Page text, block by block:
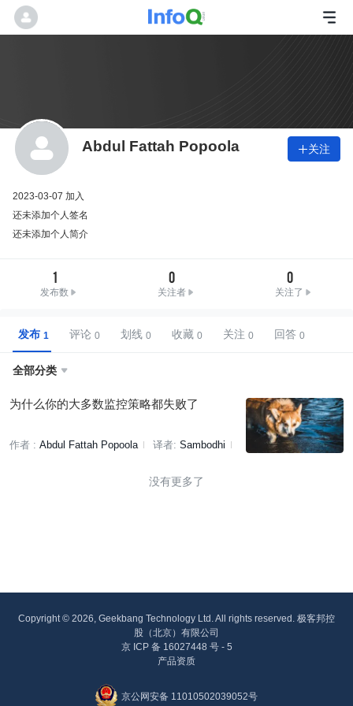
Abdul Fattah Popoola 关注
2023-03-07 加入
还未添加个人签名
还未添加个人简介
1
发布数
0
关注者
0
关注了
发布 评论 划线 收藏 关注 回答
全部分类 
为什么你的大多数监控策略都失败了
作者 : Abdul Fattah Popoola 译者: Sambodhi
没有更多了
Copyright © 2026, Geekbang Technology Ltd. All rights reserved. 极客邦控
股（北京）有限公司
京 ICP 备 16027448 号 - 5
产品资质
京公网安备 11010502039052号